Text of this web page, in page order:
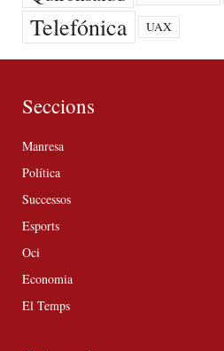
Telefónica UAX
Seccions
Manresa
Política
Successos
Esports
Oci
Economia
El Temps